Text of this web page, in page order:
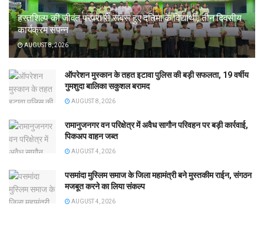
हस्तशिल्प की जीवंत परंपरा से रूबरू हुए दतिमा के विद्यार्थी, तीन दिवसीय
कार्यक्रम संपन्न
AUGUST 8, 2026
ऑपरेशन मुस्कान के तहत इटावा पुलिस की बड़ी सफलता, 19 वर्षीय
गुमशुदा बालिका सकुशल बरामद
AUGUST 8, 2026
रामानुजनगर वन परिक्षेत्र में अवैध सागौन परिवहन पर बड़ी कार्रवाई,
पिकअप वाहन जब्त
AUGUST 4, 2026
पसमांदा मुस्लिम समाज के जिला महामंत्री बने मुस्तकीम राईन, संगठन
मजबूत करने का लिया संकल्प
AUGUST 4, 2026